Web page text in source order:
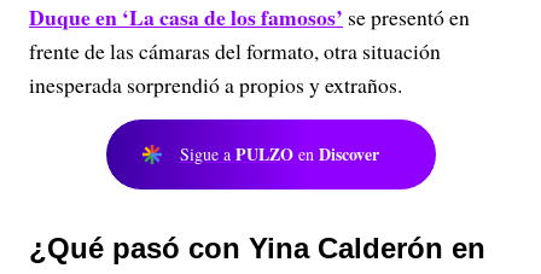
Duque en ‘La casa de los famosos’ se presentó en
frente de las cámaras del formato, otra situación
inesperada sorprendió a propios y extraños.
Sigue a PULZO en Discover
¿Qué pasó con Yina Calderón en